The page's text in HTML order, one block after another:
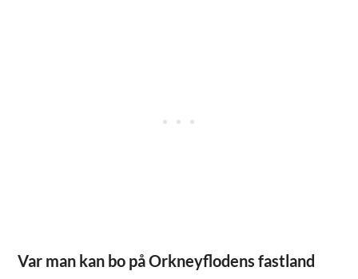
Var man kan bo på Orkneyflodens fastland